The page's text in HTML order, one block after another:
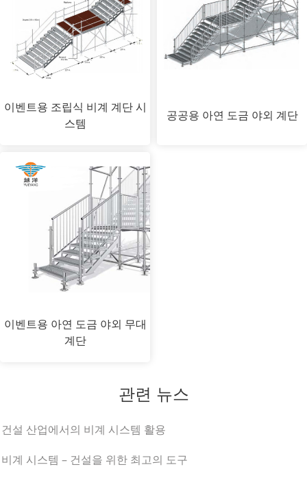
이벤트용 조립식 비계 계단 시
스템
공공용 아연 도금 야외 계단
이벤트용 아연 도금 야외 무대
계단
관련 뉴스
설 산업에서의 비계 시스템 활용
계 시스템 – 건설을 위한 최고의 도구